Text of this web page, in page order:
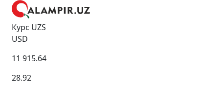
Курс UZS
USD
11 915.64
28.92